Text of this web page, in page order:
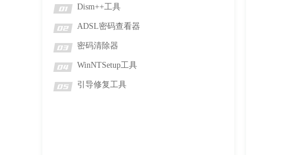
01 Dism++工具
02 ADSL密码查看器
03 密码清除器
04 WinNTSetup工具
05 引导修复工具